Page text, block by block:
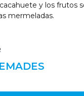
y los frutos
mermeladas.